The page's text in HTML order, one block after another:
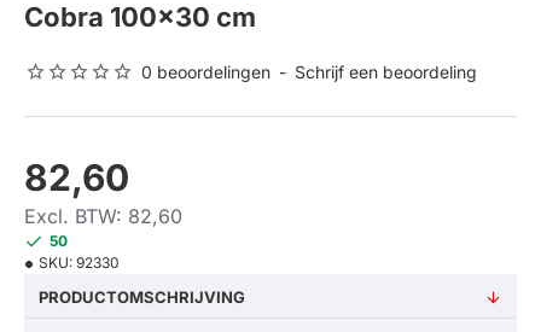
Cobra 100x30 cm
0 beoordelingen - Schrijf een beoordeling
82,60
Excl. BTW: 82,60
50
SKU: 92330
PRODUCTOMSCHRIJVING